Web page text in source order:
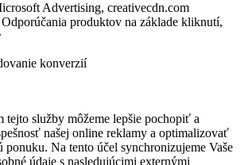
Advertising, creativecdn.com
produktov na základe kliknutí,
konverzií
tejto služby môžeme lepšie pochopiť a
našej online reklamy a optimalizovať
ponuku. Na tento účel synchronizujeme Vaše
údaje s nasledujúcimi externými